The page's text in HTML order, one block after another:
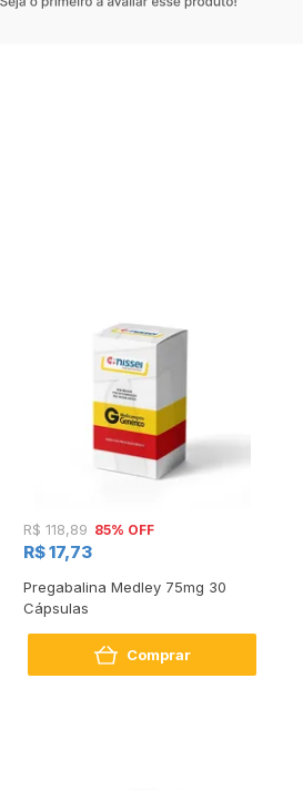
R$ 118,89 85% OFF
R$ 17,73
Pregabalina Medley 75mg 30
Cápsulas
Comprar